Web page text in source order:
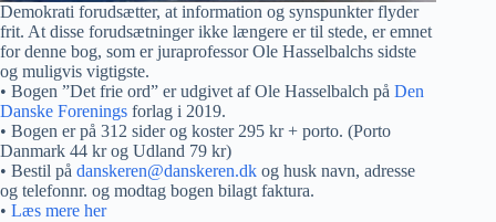
Demokrati forudsætter, at information og synspunkter flyder
frit. At disse forudsætninger ikke længere er til stede, er emnet
for denne bog, som er juraprofessor Ole Hasselbalchs sidste
og muligvis vigtigste.
• Bogen ”Det frie ord” er udgivet af Ole Hasselbalch på Den
Danske Forenings forlag i 2019.
• Bogen er på 312 sider og koster 295 kr + porto. (Porto
Danmark 44 kr og Udland 79 kr)
• Bestil på danskeren@danskeren.dk og husk navn, adresse
og telefonnr. og modtag bogen bilagt faktura.
• Læs mere her